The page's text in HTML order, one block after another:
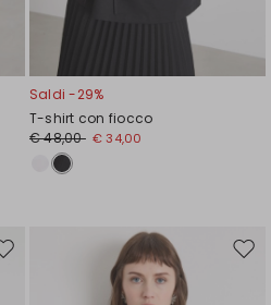
Saldi -29%
T-shirt con fiocco
€ 48,00 € 34,00
Sposta